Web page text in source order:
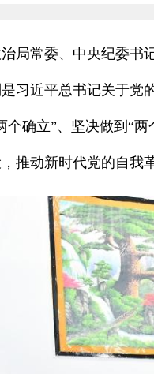
局常委、中央纪委书
习近平总书记关于党
个确立”、坚决做到“
推动新时代党的自我